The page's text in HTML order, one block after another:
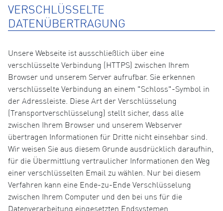
VERSCHLÜSSELTE
DATENÜBERTRAGUNG
Unsere Webseite ist ausschließlich über eine
verschlüsselte Verbindung (HTTPS) zwischen Ihrem
Browser und unserem Server aufrufbar. Sie erkennen
verschlüsselte Verbindung an einem "Schloss"-Symbol in
der Adressleiste. Diese Art der Verschlüsselung
(Transportverschlüsselung) stellt sicher, dass alle
zwischen Ihrem Browser und unserem Webserver
übertragen Informationen für Dritte nicht einsehbar sind.
Wir weisen Sie aus diesem Grunde ausdrücklich daraufhin,
für die Übermittlung vertraulicher Informationen den Weg
einer verschlüsselten Email zu wählen. Nur bei diesem
Verfahren kann eine Ende-zu-Ende Verschlüsselung
zwischen Ihrem Computer und den bei uns für die
Datenverarbeitung eingesetzten Endsystemen